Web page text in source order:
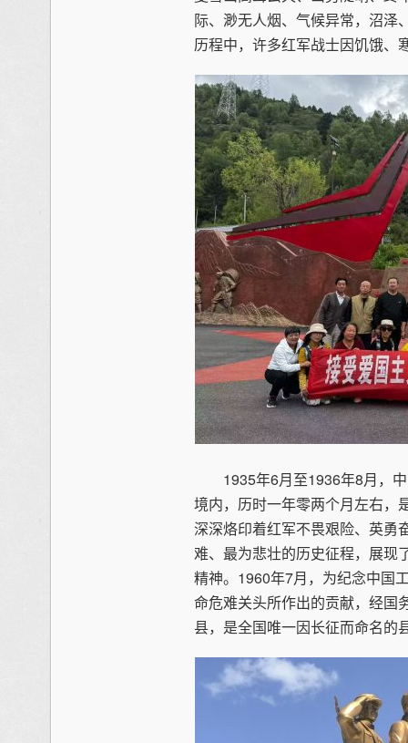
际、渺无人烟、气候异常，沼泽
历程中，许多红军战士因饥饿、
1935年6月至1936年8月，中
境内，历时一年零两个月左右，
深深烙印着红军不畏艰险、英勇
难、最为悲壮的历史征程，展现
精神。1960年7月，为纪念中国
命危难关头所作出的贡献，经国
县，是全国唯一因长征而命名的